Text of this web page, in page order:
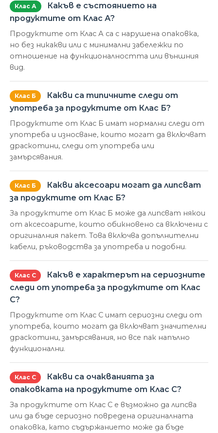
Клас А
Какъв е състоянието на
продуктите от Клас А?
Продуктите от Клас А са с нарушена опаковка,
но без никакви или с минимални забележки по
отношение на функционалността или външния
вид.
Клас Б
Какви са типичните следи от
употреба за продуктите от Клас Б?
Продуктите от Клас Б имат нормални следи от
употреба и износване, които могат да включват
драскотини, следи от употреба или
замърсявания.
Клас Б
Какви аксесоари могат да липсват
за продуктите от Клас Б?
За продуктите от Клас Б може да липсват някои
от аксесоарите, които обикновено са включени с
оригиналния пакет. Това включва допълнителни
кабели, ръководства за употреба и подобни.
Клас С
Какъв е характерът на сериозните
следи от употреба за продуктите от Клас
С?
Продуктите от Клас С имат сериозни следи от
употреба, които могат да включват значителни
драскотини, замърсявания, но все пак напълно
функционални.
Клас С
Какви са очакванията за
опаковката на продуктите от Клас С?
За продуктите от Клас С е възможно да липсва
или да бъде сериозно повредена оригиналната
опаковка, като съдържанието може да бъде